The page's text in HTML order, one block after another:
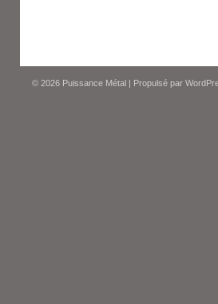
© 2026 Puissance Métal | Propulsé par